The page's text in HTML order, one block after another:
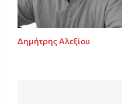
Δημήτρης Αλεξίου